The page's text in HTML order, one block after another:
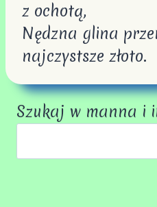
z ochotą,
Nędzna glina
najczystsze złoto.
Szukaj w manna i